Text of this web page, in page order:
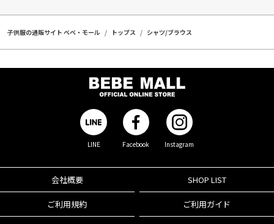
子供服の通販サイト ベベ・モール トップス シャツ/ブラウス
LINE Facebook Instagram
会社概要 SHOP LIST
ご利用規約 ご利用ガイド